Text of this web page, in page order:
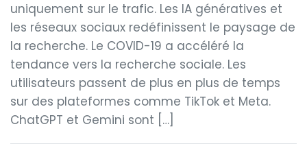
uniquement sur le trafic. Les IA génératives et
les réseaux sociaux redéfinissent le paysage de
la recherche. Le COVID-19 a accéléré la
tendance vers la recherche sociale. Les
utilisateurs passent de plus en plus de temps
sur des plateformes comme TikTok et Meta.
ChatGPT et Gemini sont […]